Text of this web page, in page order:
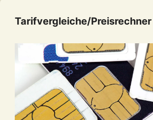
Tarifvergleiche/Preisrechner